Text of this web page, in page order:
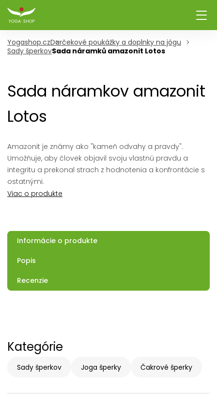
Yogashop.czDarčekové poukážky a doplnky na jógu
Sady šperkovSada náramků amazonit Lotos
Sada náramkov amazonit
Lotos
Amazonit je známy ako "kameň odvahy a pravdy".
Umožňuje, aby človek objavil svoju vlastnú pravdu a
integritu a prekonal strach z hodnotenia a konfrontácie s
ostatnými.
Viac o produkte
Informácie o produkte
Popis
Recenzie
Kategórie
Sady šperkov Joga šperky Čakrové šperky